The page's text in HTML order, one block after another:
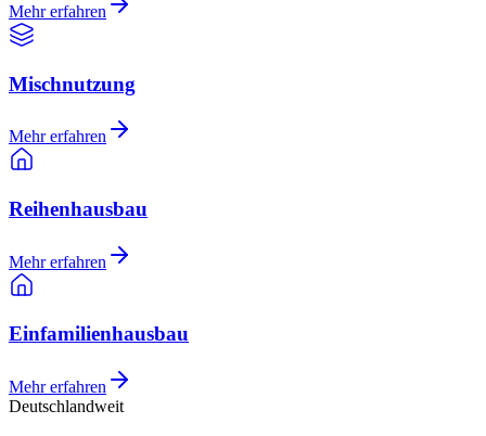
Mehr erfahren
Mischnutzung
Mehr erfahren
Reihenhausbau
Mehr erfahren
Einfamilienhausbau
Mehr erfahren
Deutschlandweit